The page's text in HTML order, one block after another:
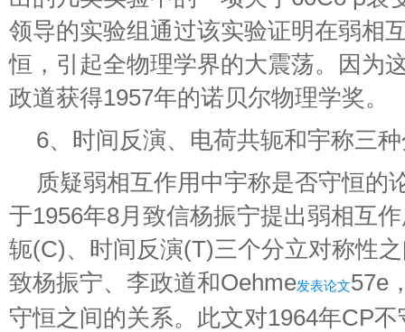
领导的实验组通过该实验证明在弱相
恒，引起全物理学界的大震荡。因为
政道获得1957年的诺贝尔物理学奖。
6、时间反演、电荷共轭和宇称三
质疑弱相互作用中宇称是否守恒的
于1956年8月致信杨振宁提出弱相互
轭(C)、时间反演(T)三个分立对称性
致杨振宁、李政道和Oehme发表论文57e
守恒之间的关系。此文对1964年CP